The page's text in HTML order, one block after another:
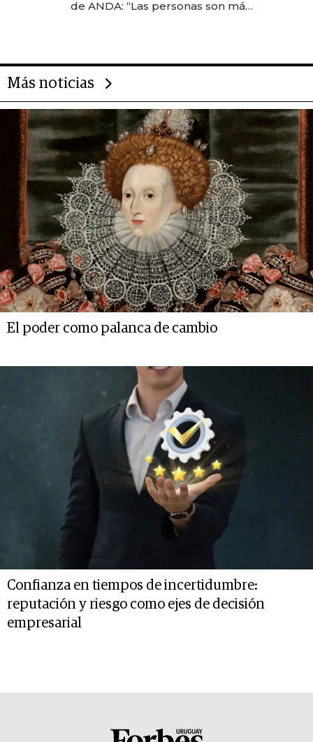
de ANDA: “Las personas son más
Más noticias
El poder como palanca de cambio
Confianza en tiempos de incertidumbre:
reputación y riesgo como ejes de decisión
empresarial